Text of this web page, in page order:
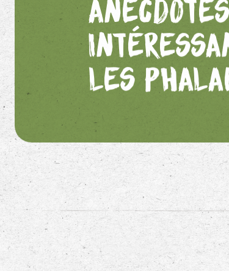
anecdotes
les